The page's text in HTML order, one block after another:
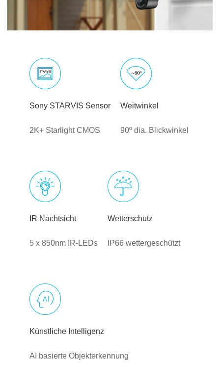
Sony STARVIS Sensor
2K+ Starlight CMOS
Weitwinkel
90º dia. Blickwinkel
IR Nachtsicht
5 x 850nm IR-LEDs
Wetterschutz
IP66 wettergeschützt
Künstliche Intelligenz
AI basierte Objekterkennung